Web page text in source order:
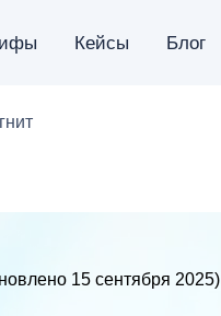
Кейсы Блог
15 сентября 2025)